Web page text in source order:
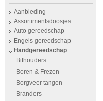
Aanbieding
Assortimentsdoosjes
Auto gereedschap
Engels gereedschap
Handgereedschap
Bithouders
Boren & Frezen
Borgveer tangen
Branders